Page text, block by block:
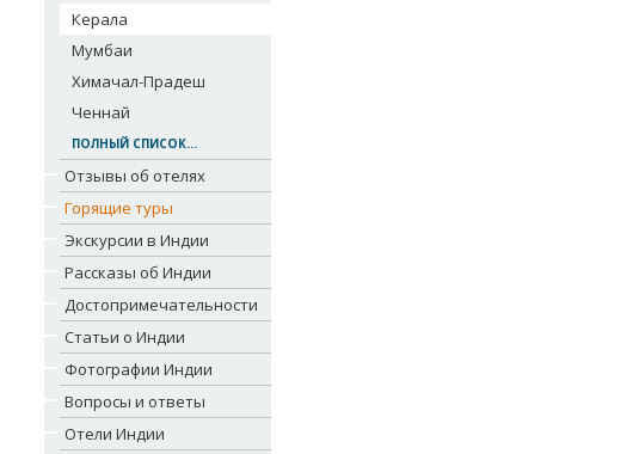
Керала
Мумбаи
Химачал-Прадеш
Ченнай
ПОЛНЫЙ СПИСОК...
Отзывы об отелях
Горящие туры
Экскурсии в Индии
Рассказы об Индии
Достопримечательности
Статьи о Индии
Фотографии Индии
Вопросы и ответы
Отели Индии